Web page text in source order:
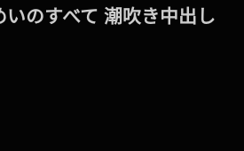
のすべて 潮吹き中出し